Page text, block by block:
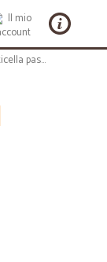
Corticella pasta spaghetti n.4 gr.500